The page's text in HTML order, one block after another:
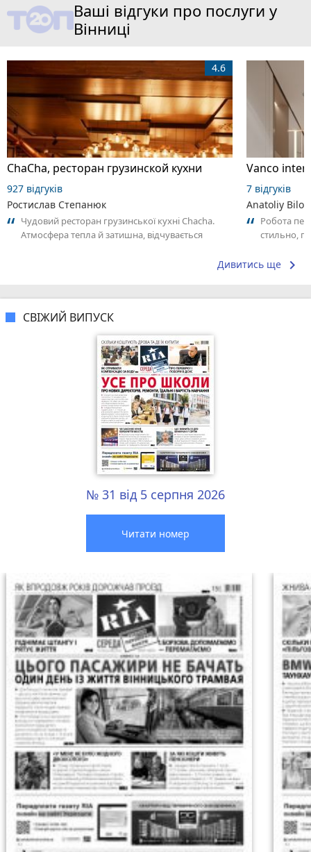
Ваші відгуки про послуги у
Вінниці
ChaCha, ресторан грузинской кухни
4.6
927 відгуків
Ростислав Степанюк
Чудовий ресторан грузинської кухні Chacha.
Атмосфера тепла й затишна, відчувається
7 відгуків
Anatoliy
Робота
стильно,
комфорт...
Дивитись ще keyboard_arrow_right
СВІЖИЙ ВИПУСК
№ 31 від 5 серпня 2026
Читати номер